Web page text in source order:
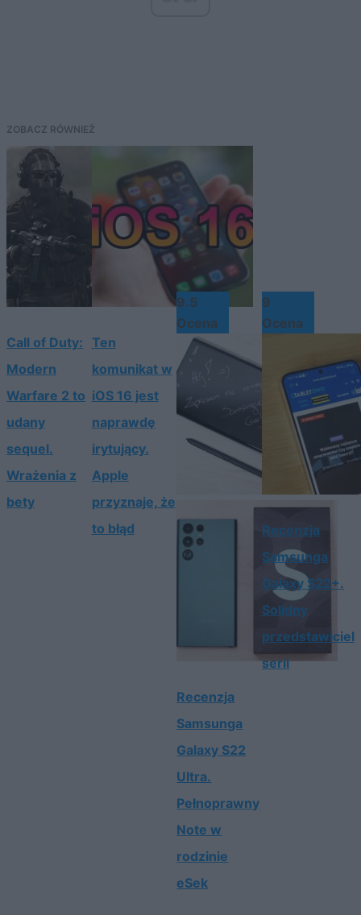
ZOBACZ RÓWNIEŻ
Call of Duty:
Modern
Warfare 2 to
udany
sequel.
Wrażenia z
bety
Ten
komunikat w
iOS 16 jest
naprawdę
irytujący.
Apple
przyznaje, że
to błąd
9.5
Ocena
Recenzja
Samsunga
Galaxy S22
Ultra.
Pełnoprawny
Note w
rodzinie
eSek
9
Ocena
Recenzja
Samsunga
Galaxy S22+.
Solidny
przedstawiciel
serii